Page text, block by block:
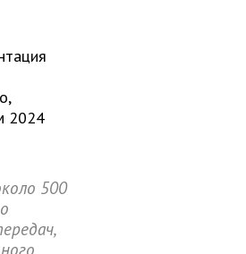
2024
500